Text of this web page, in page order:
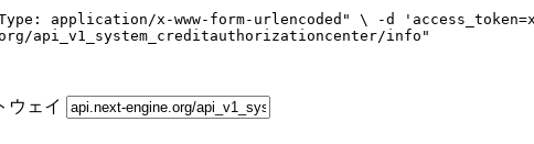
application/x-www-form-urlencoded " \ -d '
api_v1_system_creditauthorizationcenter/info "
ウェイ